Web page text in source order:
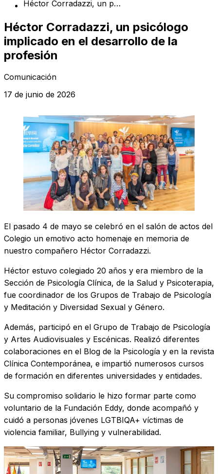
Héctor Corradazzi, un psicólogo implicado en el desarrollo de la profesión
Héctor Corradazzi, un psicólogo
implicado en el desarrollo de la
profesión
Comunicación
17 de junio de 2026
El pasado 4 de mayo se celebró en el salón de actos del
Colegio un emotivo acto homenaje en memoria de
nuestro compañero Héctor Corradazzi.
Héctor estuvo colegiado 20 años y era miembro de la
Sección de Psicología Clínica, de la Salud y Psicoterapia,
fue coordinador de los Grupos de Trabajo de Psicología
y Meditación y Diversidad Sexual y Género.
Además, participó en el Grupo de Trabajo de Psicología
y Artes Audiovisuales y Escénicas. Realizó diferentes
colaboraciones en el Blog de la Psicología y en la revista
Clínica Contemporánea, e impartió numerosos cursos
de formación en diferentes universidades y entidades.
Su compromiso solidario le hizo formar parte como
voluntario de la Fundación Eddy, donde acompañó y
cuidó a personas jóvenes LGTBIQA+ víctimas de
violencia familiar, Bullying y vulnerabilidad.